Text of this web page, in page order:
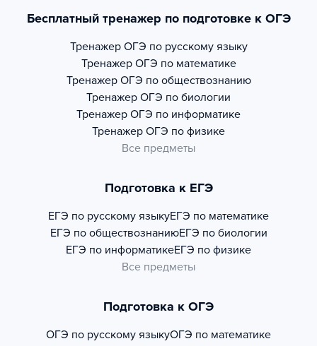
Бесплатный тренажер по подготовке к ОГЭ
Тренажер ОГЭ по русскому языку
Тренажер ОГЭ по математике
Тренажер ОГЭ по обществознанию
Тренажер ОГЭ по биологии
Тренажер ОГЭ по информатике
Тренажер ОГЭ по физике
Все предметы
Подготовка к ЕГЭ
ЕГЭ по русскому языкуЕГЭ по математике
ЕГЭ по обществознаниюЕГЭ по биологии
ЕГЭ по информатикеЕГЭ по физике
Все предметы
Подготовка к ОГЭ
ОГЭ по русскому языкуОГЭ по математике